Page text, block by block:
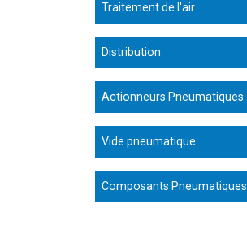
Traitement de l'air
Distribution
Actionneurs Pneumatiques
Vide pneumatique
Composants Pneumatiques